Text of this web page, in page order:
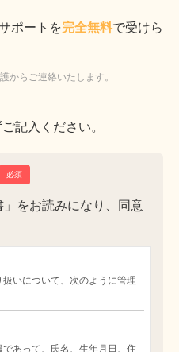
ポートを完全無料で受けら
からご連絡いたします。
記入ください。
をお読みになり、同意